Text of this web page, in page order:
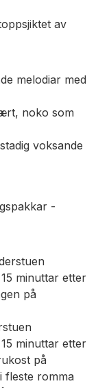
av
melodiar med
noko som
voksande
-
minuttar etter
på
minuttar etter
på
fleste romma